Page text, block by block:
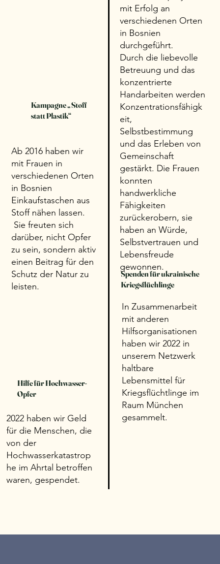
Ab 2016 haben wir
mit Frauen in
verschiedenen Orten
in Bosnien
Einkaufstaschen aus
Stoff nähen lassen.
Sie freuten sich
darüber, nicht Opfer
zu sein, sondern aktiv
einen Beitrag für den
Schutz der Natur zu
leisten.
2022 haben wir Geld
für die Menschen, die
von der
Hochwasserkatastrop
he im Ahrtal betroffen
waren, gespendet.
Hilfe für Hochwasser-
Opfer
Kampagne „Stoff
statt Plastik“
mit Erfolg an
verschiedenen Orten
in Bosnien
durchgeführt.
Durch die liebevolle
Betreuung und das
konzentrierte
Handarbeiten werden
Konzentrationsfähigk
eit,
Selbstbestimmung
und das Erleben von
Gemeinschaft
gestärkt. Die Frauen
konnten
handwerkliche
Fähigkeiten
zurückerobern, sie
haben an Würde,
Selbstvertrauen und
Lebensfreude
gewonnen.
Spenden für ukrainische
Kriegsflüchlinge
In Zusammenarbeit
mit anderen
Hilfsorganisationen
haben wir 2022 in
unserem Netzwerk
haltbare
Lebensmittel für
Kriegsflüchtlinge im
Raum München
gesammelt.